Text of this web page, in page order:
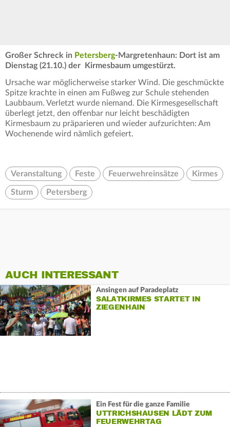
Großer Schreck in Petersberg-Margretenhaun: Dort ist am
Dienstag (21.10.) der Kirmesbaum umgestürzt.
Ursache war möglicherweise starker Wind. Die geschmückte
Spitze krachte in einen am Fußweg zur Schule stehenden
Laubbaum. Verletzt wurde niemand. Die Kirmesgesellschaft
überlegt jetzt, den offenbar nur leicht beschädigten
Kirmesbaum zu präparieren und wieder aufzurichten: Am
Wochenende wird nämlich gefeiert.
Veranstaltung Feste Feuerwehreinsätze Kirmes
Sturm Petersberg
AUCH INTERESSANT
Ansingen auf Paradeplatz
SALATKIRMES STARTET IN
ZIEGENHAIN
Ein Fest für die ganze Familie
UTTRICHSHAUSEN LÄDT ZUM
FEUERWEHRTAG